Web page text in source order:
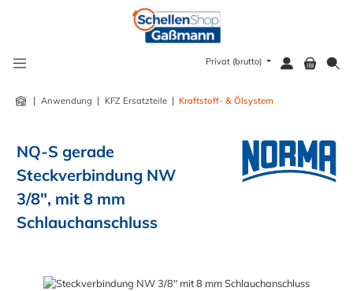
Privat (brutto)
| Anwendung | KFZ Ersatzteile | Kraftstoff- & Ölsystem
NQ-S gerade
Steckverbindung NW
3/8", mit 8 mm
Schlauchanschluss
Bildergalerie überspringen